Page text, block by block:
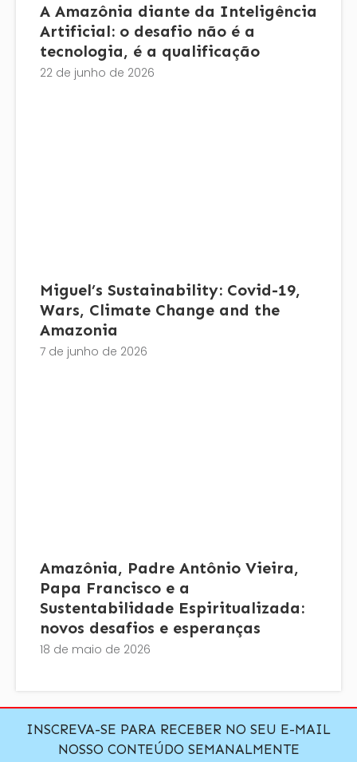
A Amazônia diante da Inteligência
Artificial: o desafio não é a
tecnologia, é a qualificação
22 de junho de 2026
Miguel’s Sustainability: Covid-19,
Wars, Climate Change and the
Amazonia
7 de junho de 2026
Amazônia, Padre Antônio Vieira,
Papa Francisco e a
Sustentabilidade Espiritualizada:
novos desafios e esperanças
18 de maio de 2026
INSCREVA-SE PARA RECEBER NO SEU E-MAIL
NOSSO CONTEÚDO SEMANALMENTE